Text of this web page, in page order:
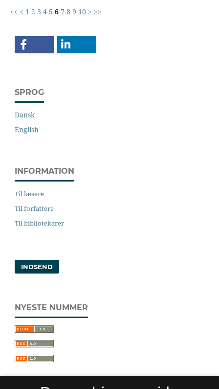
<< < 1 2 3 4 5 6 7 8 9 10 > >>
SPROG
Dansk
English
INFORMATION
Til læsere
Til forfattere
Til bibliotekarer
INDSEND
NYESTE NUMMER